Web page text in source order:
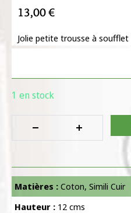
13,00€
Jolie petite trousse à
1 en stock
Matières : Coton, Simili Cuir
Hauteur : 12 cms